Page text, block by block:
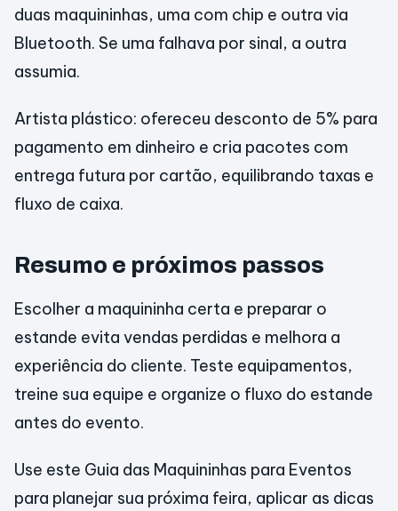
duas maquininhas, uma com chip e outra via
Bluetooth. Se uma falhava por sinal, a outra
assumia.
Artista plástico: ofereceu desconto de 5% para
pagamento em dinheiro e cria pacotes com
entrega futura por cartão, equilibrando taxas e
fluxo de caixa.
Resumo e próximos passos
Escolher a maquininha certa e preparar o
estande evita vendas perdidas e melhora a
experiência do cliente. Teste equipamentos,
treine sua equipe e organize o fluxo do estande
antes do evento.
Use este Guia das Maquininhas para Eventos
para planejar sua próxima feira, aplicar as dicas